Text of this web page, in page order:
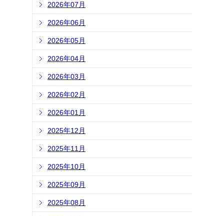
2026年07月
2026年06月
2026年05月
2026年04月
2026年03月
2026年02月
2026年01月
2025年12月
2025年11月
2025年10月
2025年09月
2025年08月